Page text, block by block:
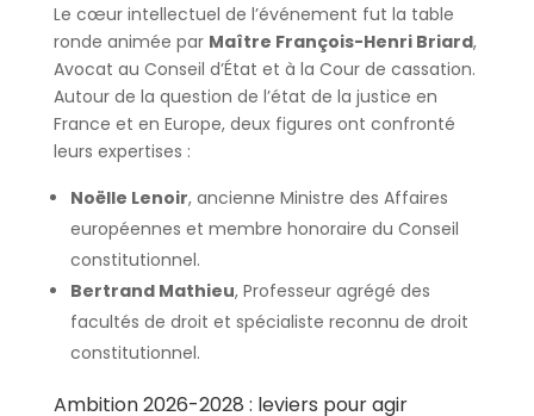
Le cœur intellectuel de l’événement fut la table
ronde animée par Maître François-Henri Briard,
Avocat au Conseil d’État et à la Cour de cassation.
Autour de la question de l’état de la justice en
France et en Europe, deux figures ont confronté
leurs expertises :
Noëlle Lenoir, ancienne Ministre des Affaires
européennes et membre honoraire du Conseil
constitutionnel.
Bertrand Mathieu, Professeur agrégé des
facultés de droit et spécialiste reconnu de droit
constitutionnel.
Ambition 2026-2028 : leviers pour agir